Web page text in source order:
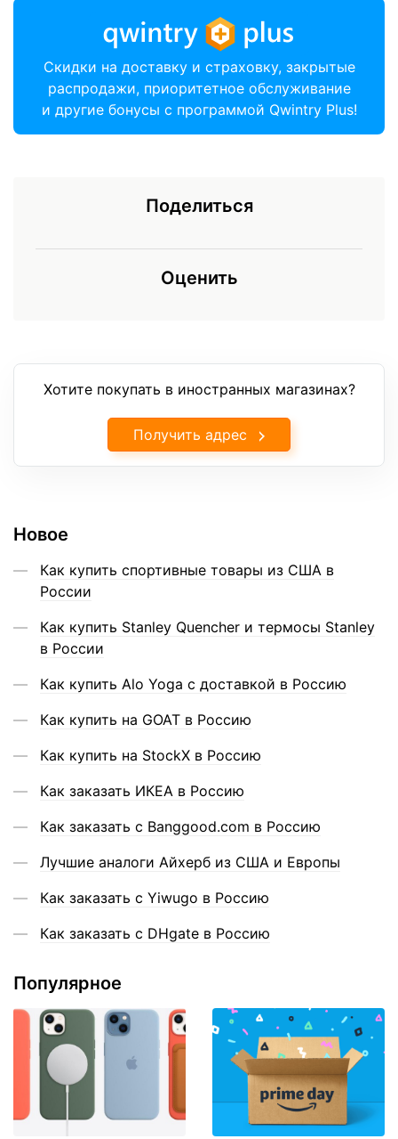
Скидки на доставку и страховку, закрытые
распродажи, приоритетное обслуживание
и другие бонусы с программой Qwintry Plus!
Поделиться
Оценить
Хотите покупать в иностранных магазинах?
Получить адрес
Новое
Как купить спортивные товары из США в
России
Как купить Stanley Quencher и термосы Stanley
в России
Как купить Alo Yoga с доставкой в Россию
Как купить на GOAT в Россию
Как купить на StockX в Россию
Как заказать ИКЕА в Россию
Как заказать с Banggood.com в Россию
Лучшие аналоги Айхерб из США и Европы
Как заказать с Yiwugo в Россию
Как заказать с DHgate в Россию
Популярное